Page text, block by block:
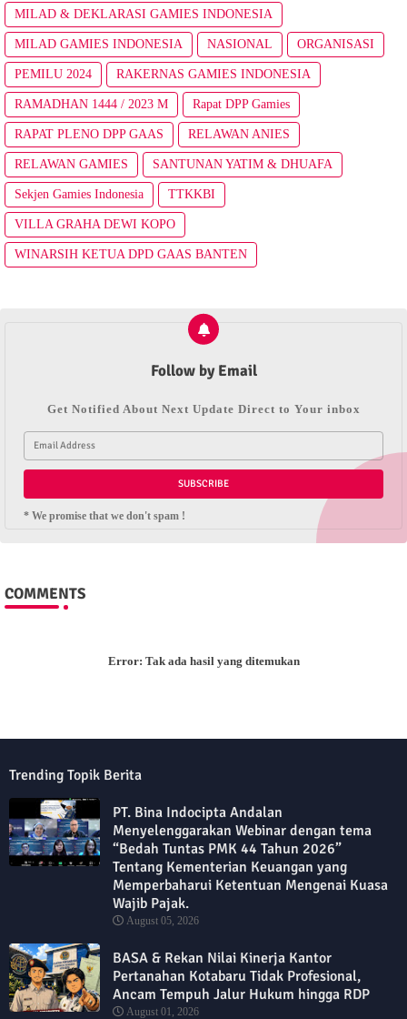
MILAD & DEKLARASI GAMIES INDONESIA
MILAD GAMIES INDONESIA NASIONAL ORGANISASI
PEMILU 2024 RAKERNAS GAMIES INDONESIA
RAMADHAN 1444 / 2023 M Rapat DPP Gamies
RAPAT PLENO DPP GAAS RELAWAN ANIES
RELAWAN GAMIES SANTUNAN YATIM & DHUAFA
Sekjen Gamies Indonesia TTKKBI
VILLA GRAHA DEWI KOPO
WINARSIH KETUA DPD GAAS BANTEN
Follow by Email
Get Notified About Next Update Direct to Your inbox
* We promise that we don't spam !
COMMENTS
Error: Tak ada hasil yang ditemukan
Trending Topik Berita
PT. Bina Indocipta Andalan
Menyelenggarakan Webinar dengan tema
“Bedah Tuntas PMK 44 Tahun 2026”
Tentang Kementerian Keuangan yang
Memperbaharui Ketentuan Mengenai Kuasa
Wajib Pajak.
August 05, 2026
BASA & Rekan Nilai Kinerja Kantor
Pertanahan Kotabaru Tidak Profesional,
Ancam Tempuh Jalur Hukum hingga RDP
August 01, 2026